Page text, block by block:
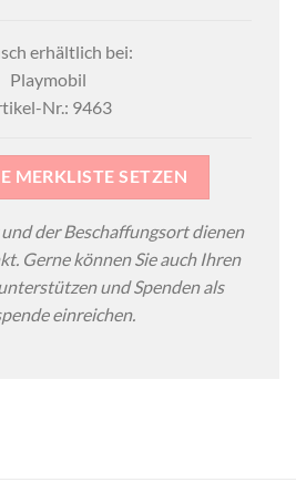
erhältlich bei:
Playmobil
Nr.: 9463
MERKLISTE SETZEN
der Beschaffungsort dienen
Gerne können Sie auch Ihren
und Spenden als
einreichen.